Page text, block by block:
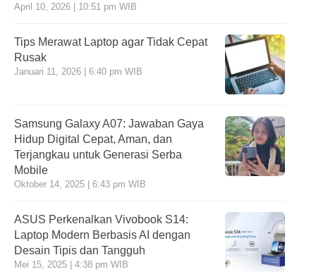
April 10, 2026 | 10:51 pm WIB
Tips Merawat Laptop agar Tidak Cepat
Rusak
Januari 11, 2026 | 6:40 pm WIB
Samsung Galaxy A07: Jawaban Gaya
Hidup Digital Cepat, Aman, dan
Terjangkau untuk Generasi Serba
Mobile
Oktober 14, 2025 | 6:43 pm WIB
ASUS Perkenalkan Vivobook S14:
Laptop Modern Berbasis AI dengan
Desain Tipis dan Tangguh
Mei 15, 2025 | 4:38 pm WIB